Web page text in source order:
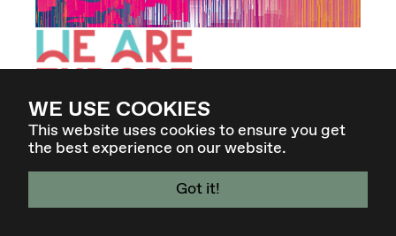
WE USE COOKIES
This website uses cookies to ensure you get
the best experience on our website.
Got it!
ELEVATE FESTIVAL 2021 -
MOMENTUM
4. - 7. MÄR 27 - GRAZ / AT